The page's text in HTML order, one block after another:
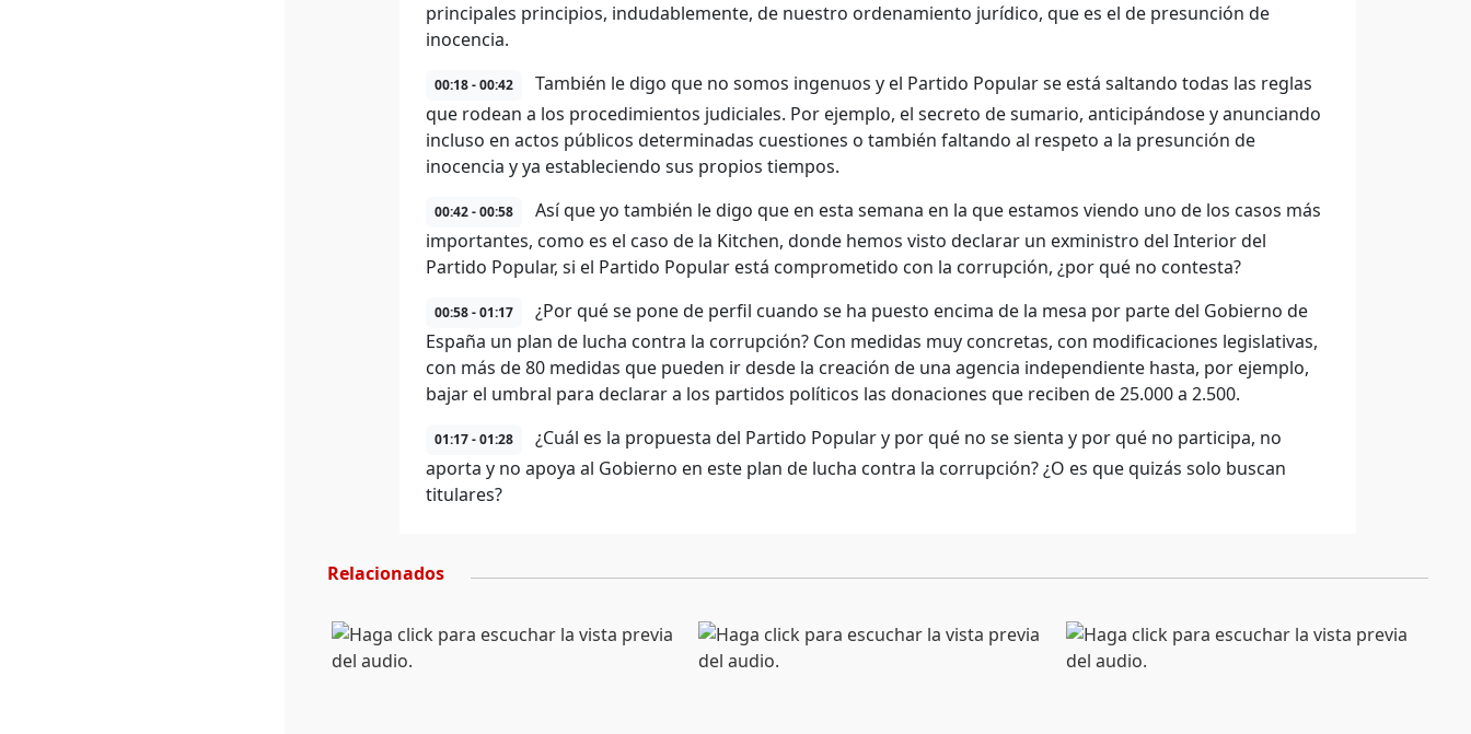
principales principios, indudablemente, de nuestro ordenamiento jurídico, que es el de presunción de
inocencia.
00:18 - 00:42
También le digo que no somos ingenuos y el Partido Popular se está saltando todas las reglas
que rodean a los procedimientos judiciales. Por ejemplo, el secreto de sumario, anticipándose y anunciando
incluso en actos públicos determinadas cuestiones o también faltando al respeto a la presunción de
inocencia y ya estableciendo sus propios tiempos.
00:42 - 00:58
Así que yo también le digo que en esta semana en la que estamos viendo uno de los casos más
importantes, como es el caso de la Kitchen, donde hemos visto declarar un exministro del Interior del
Partido Popular, si el Partido Popular está comprometido con la corrupción, ¿por qué no contesta?
00:58 - 01:17
¿Por qué se pone de perfil cuando se ha puesto encima de la mesa por parte del Gobierno de
España un plan de lucha contra la corrupción? Con medidas muy concretas, con modificaciones legislativas,
con más de 80 medidas que pueden ir desde la creación de una agencia independiente hasta, por ejemplo,
bajar el umbral para declarar a los partidos políticos las donaciones que reciben de 25.000 a 2.500.
01:17 - 01:28
¿Cuál es la propuesta del Partido Popular y por qué no se sienta y por qué no participa, no
aporta y no apoya al Gobierno en este plan de lucha contra la corrupción? ¿O es que quizás solo buscan
titulares?
Relacionados